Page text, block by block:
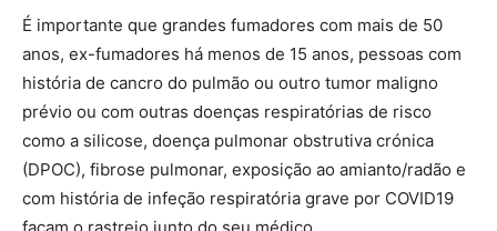
É importante que grandes fumadores com mais de 50
anos, ex-fumadores há menos de 15 anos, pessoas com
história de cancro do pulmão ou outro tumor maligno
prévio ou com outras doenças respiratórias de risco
como a silicose, doença pulmonar obstrutiva crónica
(DPOC), fibrose pulmonar, exposição ao amianto/radão e
com história de infeção respiratória grave por COVID19
façam o rastreio junto do seu médico